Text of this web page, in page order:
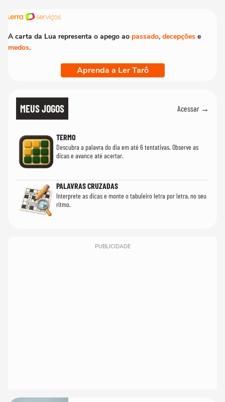
A carta da Lua representa o apego ao passado, decepções e
medos.
Aprenda a Ler Tarô
MEUS JOGOS Acessar →
TERMO
Descubra a palavra do dia em até 6 tentativas. Observe as
dicas e avance até acertar.
PALAVRAS CRUZADAS
Interprete as dicas e monte o tabuleiro letra por letra, no seu
ritmo.
PUBLICIDADE